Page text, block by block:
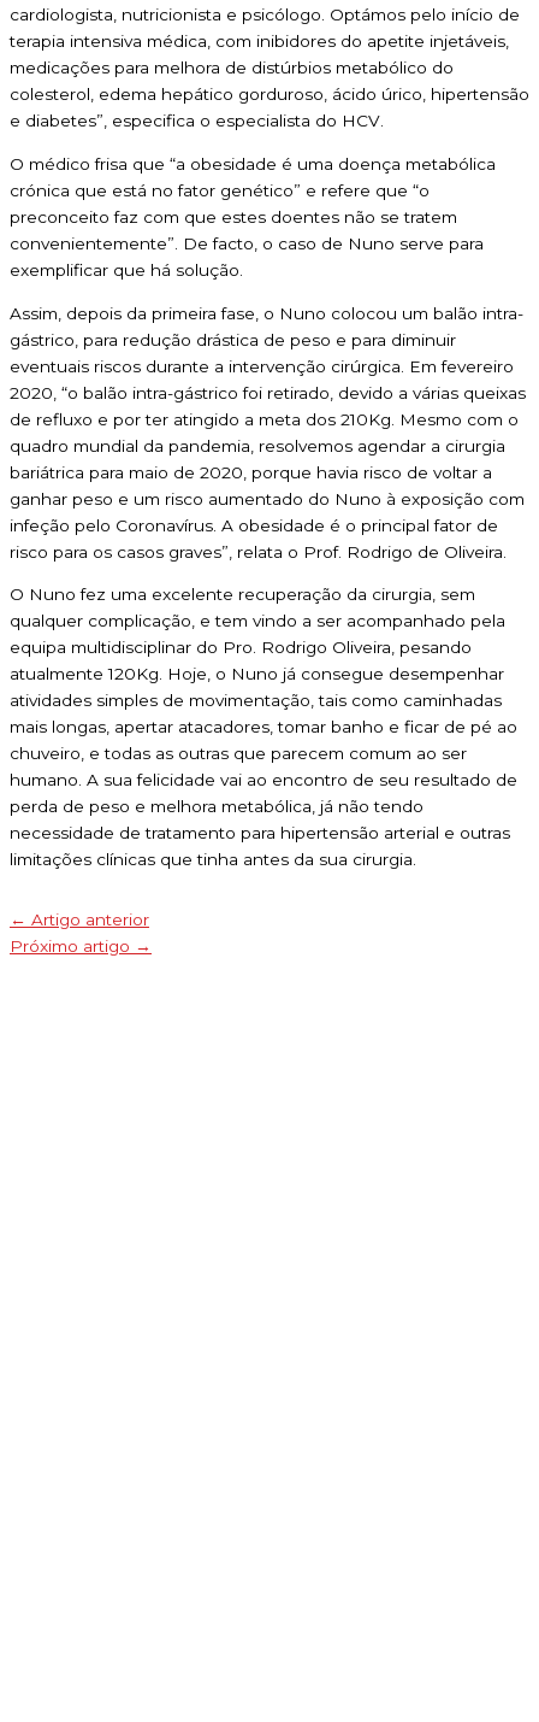
cardiologista, nutricionista e psicólogo. Optámos pelo início de
terapia intensiva médica, com inibidores do apetite injetáveis,
medicações para melhora de distúrbios metabólico do
colesterol, edema hepático gorduroso, ácido úrico, hipertensão
e diabetes”, especifica o especialista do HCV.
O médico frisa que “a obesidade é uma doença metabólica
crónica que está no fator genético” e refere que “o
preconceito faz com que estes doentes não se tratem
convenientemente”. De facto, o caso de Nuno serve para
exemplificar que há solução.
Assim, depois da primeira fase, o Nuno colocou um balão intra-
gástrico, para redução drástica de peso e para diminuir
eventuais riscos durante a intervenção cirúrgica. Em fevereiro
2020, “o balão intra-gástrico foi retirado, devido a várias queixas
de refluxo e por ter atingido a meta dos 210Kg. Mesmo com o
quadro mundial da pandemia, resolvemos agendar a cirurgia
bariátrica para maio de 2020, porque havia risco de voltar a
ganhar peso e um risco aumentado do Nuno à exposição com
infeção pelo Coronavírus. A obesidade é o principal fator de
risco para os casos graves”, relata o Prof. Rodrigo de Oliveira.
O Nuno fez uma excelente recuperação da cirurgia, sem
qualquer complicação, e tem vindo a ser acompanhado pela
equipa multidisciplinar do Pro. Rodrigo Oliveira, pesando
atualmente 120Kg. Hoje, o Nuno já consegue desempenhar
atividades simples de movimentação, tais como caminhadas
mais longas, apertar atacadores, tomar banho e ficar de pé ao
chuveiro, e todas as outras que parecem comum ao ser
humano. A sua felicidade vai ao encontro de seu resultado de
perda de peso e melhora metabólica, já não tendo
necessidade de tratamento para hipertensão arterial e outras
limitações clínicas que tinha antes da sua cirurgia.
← Artigo anterior
Próximo artigo →